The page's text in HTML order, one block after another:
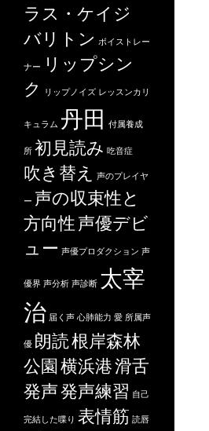
ラス・ケイジ
バリトン ボイストレー
ナー
リップシン
ク
リップノイズ レッスンカリ
キュラム 丹田 付属養成
所 初見読み 吃音症
吹き替え 声のプレイヤ
ー 声の収束性と
方向性 声優デビ
ュー 声優プロダクション 声
優界 声分析 声診断 太宰
治 届く声 心肺能力 愛 所属声
優 朗読根岸森林
公園 横浜港滑舌
発声発声練習 自己
完結した喋り 表情筋 読唇